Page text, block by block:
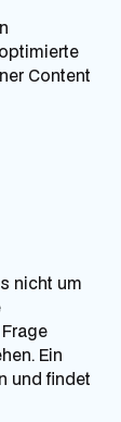
Content
nicht um
Ein
und findet